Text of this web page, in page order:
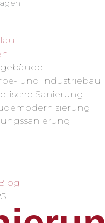
und Industriebau
Sanierung